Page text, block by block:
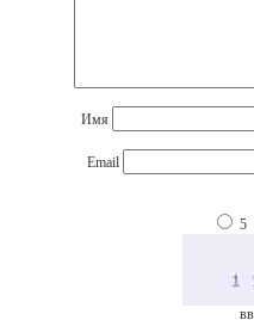
Имя
Email
5